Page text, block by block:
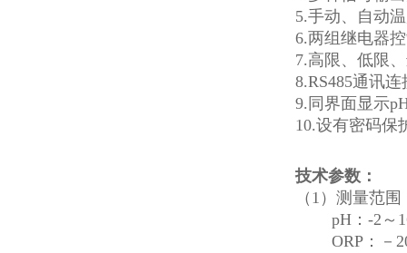
5.手动、自动
6.两组继电器
7.高限、低限
8.RS485通讯连
9. 同界面显示
10.设有密码保
技术参数 ：
（ 1）测量范围
pH：-2 ～
ORP：－